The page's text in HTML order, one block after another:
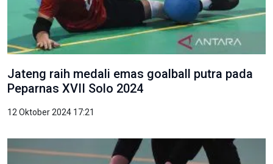
Jateng raih medali emas goalball putra pada
Peparnas XVII Solo 2024
12 Oktober 2024 17:21